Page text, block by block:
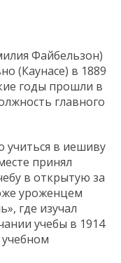
Файбельзон)
(Каунасе) в 1889
годы прошли в
главного
учиться в иешиву
принял
в открытую за
уроженцем
где изучал
учебы в 1914